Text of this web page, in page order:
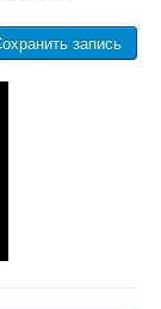
запись